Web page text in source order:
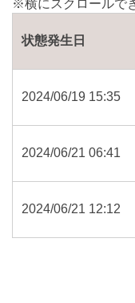
状態発生日
2024/06/19 15:35
2024/06/21 06:41
2024/06/21 12:12